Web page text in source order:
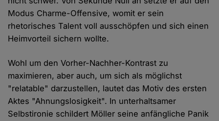
Modus Charme-Offensive, womit er sein
rhetorisches Talent voll ausschöpfen und sich einen
Heimvorteil sichern wollte.
Wohl um den Vorher-Nachher-Kontrast zu
maximieren, aber auch, um sich als möglichst
"relatable" darzustellen, lautet das Motiv des ersten
Aktes "Ahnungslosigkeit". In unterhaltsamer
Selbstironie schildert Möller seine anfängliche Panik